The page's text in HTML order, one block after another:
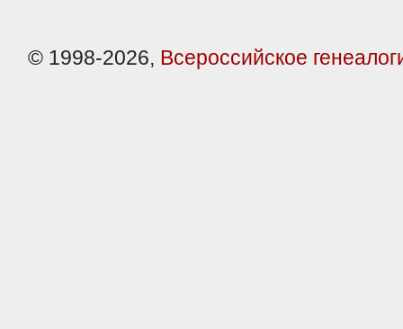
© 1998-2026, Всероссийское